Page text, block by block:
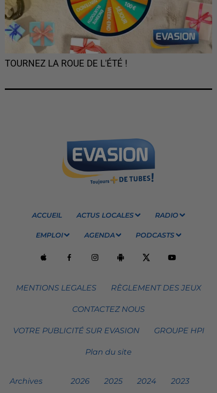
TOURNEZ LA ROUE DE L'ÉTÉ !
ACCUEIL ACTUS LOCALES RADIO
EMPLOI AGENDA PODCASTS
MENTIONS LEGALES RÈGLEMENT DES JEUX
CONTACTEZ NOUS
VOTRE PUBLICITÉ SUR EVASION GROUPE HPI
Plan du site
Archives 2026 2025 2024 2023